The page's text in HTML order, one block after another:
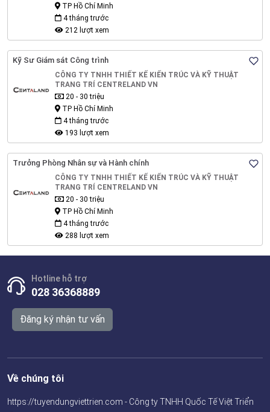
TP Hồ Chí Minh
4 tháng trước
212 lượt xem
Kỹ Sư Giám sát Công trình
CÔNG TY TNHH THIẾT KẾ KIẾN TRÚC VÀ KỸ THUẬT
TRANG TRÍ CENTRELAND VN
20 - 30 triệu
TP Hồ Chí Minh
4 tháng trước
193 lượt xem
Trưởng Phòng Nhân sự và Hành chính
CÔNG TY TNHH THIẾT KẾ KIẾN TRÚC VÀ KỸ THUẬT
TRANG TRÍ CENTRELAND VN
20 - 30 triệu
TP Hồ Chí Minh
4 tháng trước
288 lượt xem
Hotline hỗ trợ
028 36368889
Đăng ký nhận tư vấn
Về chúng tôi
https://tuyendungviettrien.com - Công ty TNHH Quốc Tế Việt Triển